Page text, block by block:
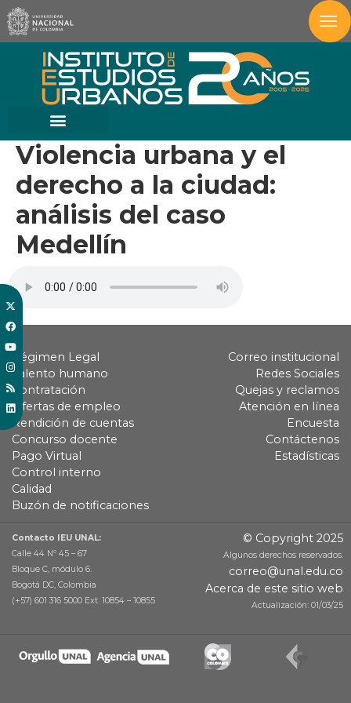
Violencia urbana y el
derecho a la ciudad:
análisis del caso
Medellín
Régimen Legal
Talento humano
Contratación
Ofertas de empleo
Rendición de cuentas
Concurso docente
Pago Virtual
Control interno
Calidad
Buzón de notificaciones
Correo institucional
Redes Sociales
Quejas y reclamos
Atención en línea
Encuesta
Contáctenos
Estadísticas
Contacto IEU UNAL:
Calle 44 Nº 45 – 67
Bloque C, módulo 6.
Bogotá DC, Colombia
(+57) 601 316 5000 Ext. 10854 – 10855
© Copyright 2025
Algunos derechos reservados.
correo@unal.edu.co
Acerca de este sitio web
Actualización: 01/03/25